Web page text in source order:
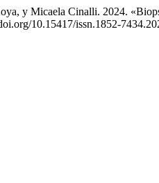
y Micaela Cinalli. 2024.
10.15417/issn.1852-